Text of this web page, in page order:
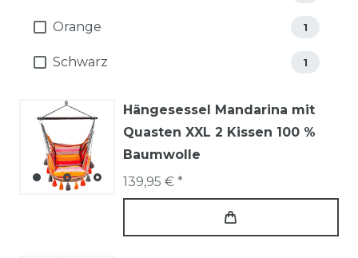
Orange 1
Schwarz 1
Hängesessel Mandarina mit
Quasten XXL 2 Kissen 100 %
Baumwolle
139,95 € *